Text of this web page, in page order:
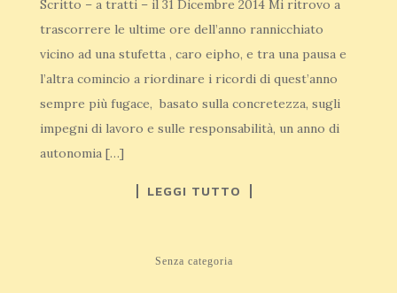
Scritto – a tratti – il 31 Dicembre 2014 Mi ritrovo a
trascorrere le ultime ore dell’anno rannicchiato
vicino ad una stufetta , caro eipho, e tra una pausa e
l’altra comincio a riordinare i ricordi di quest’anno
sempre più fugace, basato sulla concretezza, sugli
impegni di lavoro e sulle responsabilità, un anno di
autonomia […]
LEGGI TUTTO
Senza categoria